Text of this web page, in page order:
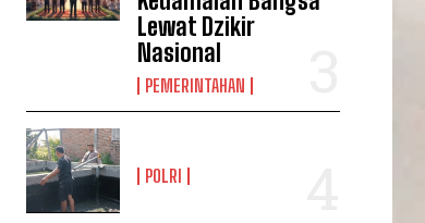
Lewat Dzikir
Nasional
PEMERINTAHAN
POLRI